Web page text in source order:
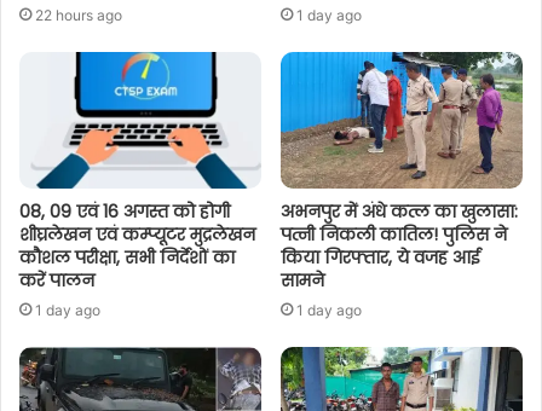
22 hours ago 1 day ago
08, 09 एवं 16 अगस्त को होगी
शीघ्रलेखन एवं कम्प्यूटर मुद्रलेखन
कौशल परीक्षा, सभी निर्देशों का
करें पालन
1 day ago
अभनपुर में अंधे कत्ल का खुलासा:
पत्नी निकली कातिल! पुलिस ने
किया गिरफ्तार, ये वजह आई
सामने
1 day ago